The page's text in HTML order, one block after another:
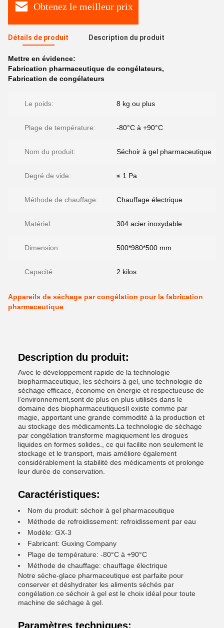
Obtenez le meilleur prix
Détails de produit Description du produit
Mettre en évidence:
Fabrication pharmaceutique de congélateurs,
Fabrication de congélateurs
Le poids: 8 kg ou plus
Plage de température: -80°C à +90°C
Nom du produit: Séchoir à gel pharmaceutique
Degré de vide: ≤ 1 Pa
Méthode de chauffage: Chauffage électrique
Matériel: 304 acier inoxydable
Dimension: 500*980*500 mm
Capacité: 2 kilos
Appareils de séchage par congélation pour la fabrication
pharmaceutique
Description du produit:
Avec le développement rapide de la technologie
biopharmaceutique, les séchoirs à gel, une technologie de
séchage efficace, économe en énergie et respectueuse de
l'environnement,sont de plus en plus utilisés dans le
domaine des biopharmaceutiquesIl existe comme par
magie, apportant une grande commodité à la production et
au stockage des médicaments.La technologie de séchage
par congélation transforme magiquement les drogues
liquides en formes solides., ce qui facilite non seulement le
stockage et le transport, mais améliore également
considérablement la stabilité des médicaments et prolonge
leur durée de conservation.
Caractéristiques:
Nom du produit: séchoir à gel pharmaceutique
Méthode de refroidissement: refroidissement par eau
Modèle: GX-3
Fabricant: Guxing Company
Plage de température: -80°C à +90°C
Méthode de chauffage: chauffage électrique
Notre sèche-glace pharmaceutique est parfaite pour
conserver et déshydrater les aliments séchés par
congélation.ce séchoir à gel est le choix idéal pour toute
machine de séchage à gel.
Paramètres techniques: